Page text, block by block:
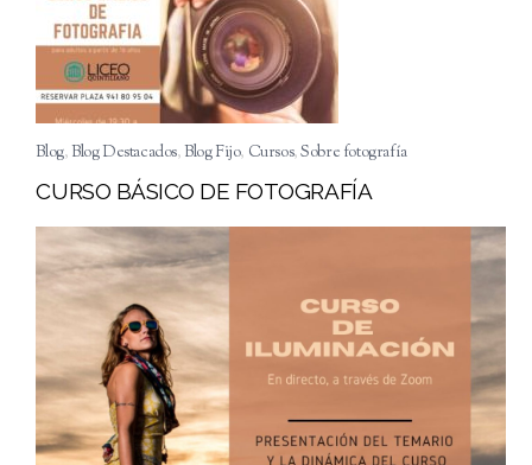
Blog,Blog Destacados,Blog Fijo, Cursos,Sobre fotografía
CURSO BÁSICO DE FOTOGRAFÍA